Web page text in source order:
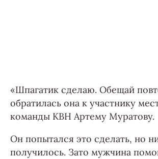
«Шпагатик сделаю. Обещай
обратилась она к участнику
команды КВН Артему Муратову.
Он попытался это сделать, но
получилось. Зато мужчина